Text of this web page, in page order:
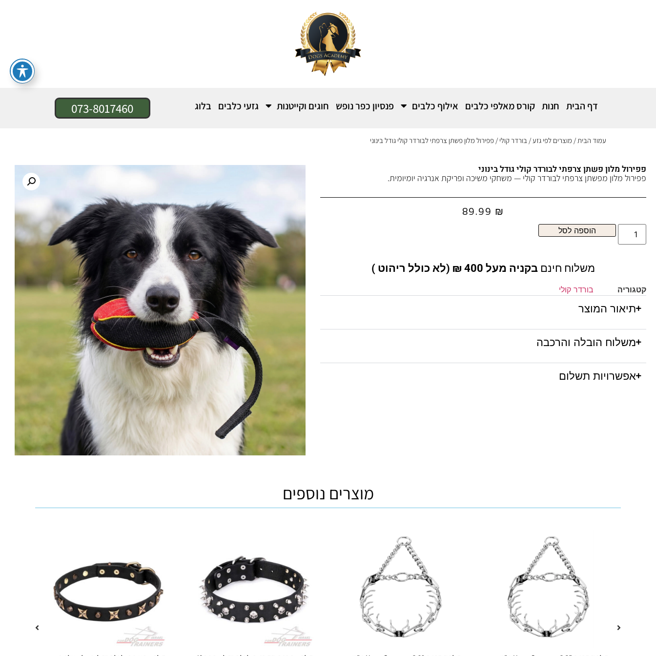
דף הבית חנות קורס מאלפי כלבים אילוף כלבים פנסיון כפר נופש חוגים וקייטנות גזעי כלבים בלוג 073-8017460
עמוד הבית / מוצרים לפי גזע / בורדר קולי / פפירול מלון פשתן צרפתי לבורדר קולי גודל בינוני
פפירול מלון פשתן צרפתי לבורדר קולי גודל בינוני
פפירול מלון מפשתן צרפתי לבורדר קולי — משחקי משיכה ופריקת אנרגיה יומיומית.
89.99 ₪
הוספה לסל
משלוח חינם בקניה מעל 400 ₪ (לא כולל ריהוט )
קטגוריה בורדר קולי
תיאור המוצר
משלוח הובלה והרכבה
אפשרויות תשלום
מוצרים נוספים